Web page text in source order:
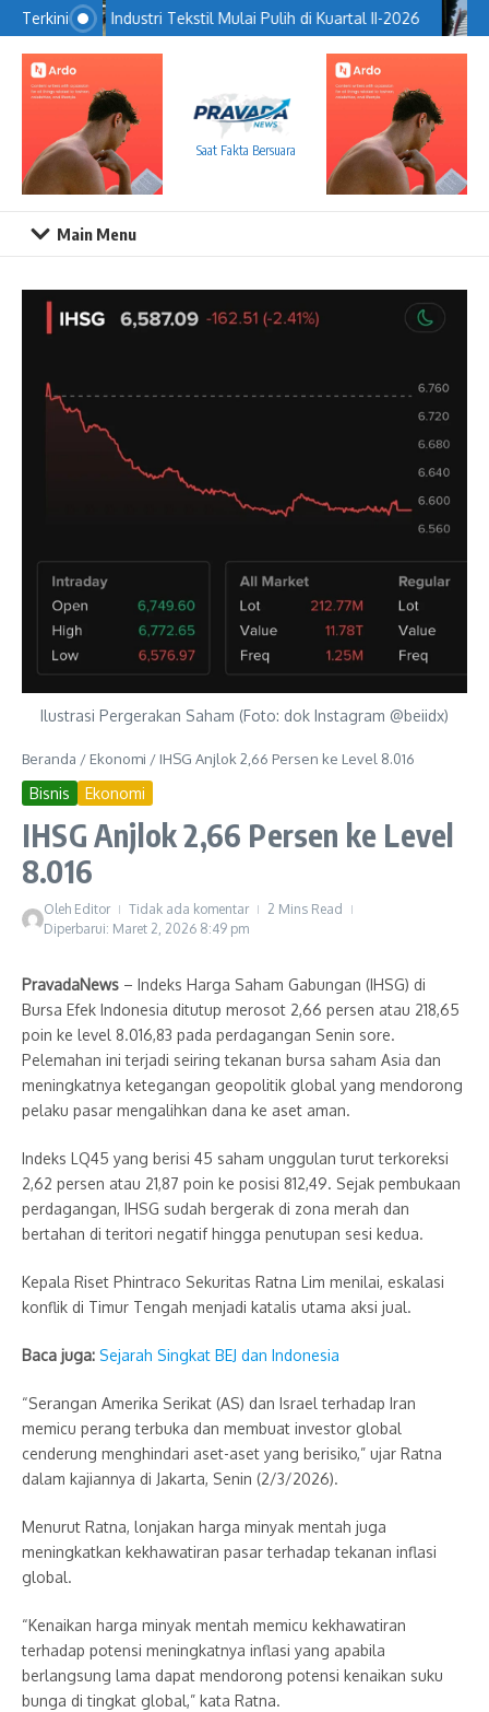
Lewati ke konten
Terkini Industri Tekstil Mulai Pulih di Kuartal II-2026
Saat Fakta Bersuara
Main Menu
Ilustrasi Pergerakan Saham (Foto: dok Instagram @beiidx)
Beranda / Ekonomi / IHSG Anjlok 2,66 Persen ke Level 8.016
Bisnis Ekonomi
IHSG Anjlok 2,66 Persen ke Level
8.016
Oleh Editor Tidak ada komentar
2 Mins Read
Diperbarui: Maret 2, 2026 8:49 pm
PravadaNews – Indeks Harga Saham Gabungan (IHSG) di
Bursa Efek Indonesia ditutup merosot 2,66 persen atau 218,65
poin ke level 8.016,83 pada perdagangan Senin sore.
Pelemahan ini terjadi seiring tekanan bursa saham Asia dan
meningkatnya ketegangan geopolitik global yang mendorong
pelaku pasar mengalihkan dana ke aset aman.
Indeks LQ45 yang berisi 45 saham unggulan turut terkoreksi
2,62 persen atau 21,87 poin ke posisi 812,49. Sejak pembukaan
perdagangan, IHSG sudah bergerak di zona merah dan
bertahan di teritori negatif hingga penutupan sesi kedua.
Kepala Riset Phintraco Sekuritas Ratna Lim menilai, eskalasi
konflik di Timur Tengah menjadi katalis utama aksi jual.
Baca juga: Sejarah Singkat BEJ dan Indonesia
“Serangan Amerika Serikat (AS) dan Israel terhadap Iran
memicu perang terbuka dan membuat investor global
cenderung menghindari aset-aset yang berisiko,” ujar Ratna
dalam kajiannya di Jakarta, Senin (2/3/2026).
Menurut Ratna, lonjakan harga minyak mentah juga
meningkatkan kekhawatiran pasar terhadap tekanan inflasi
global.
“Kenaikan harga minyak mentah memicu kekhawatiran
terhadap potensi meningkatnya inflasi yang apabila
berlangsung lama dapat mendorong potensi kenaikan suku
bunga di tingkat global,” kata Ratna.